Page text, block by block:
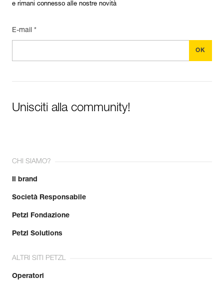
e rimani connesso alle nostre novità
E-mail *
Unisciti alla community!
CHI SIAMO?
Il brand
Società Responsabile
Petzl Fondazione
Petzl Solutions
ALTRI SITI PETZL
Operatori